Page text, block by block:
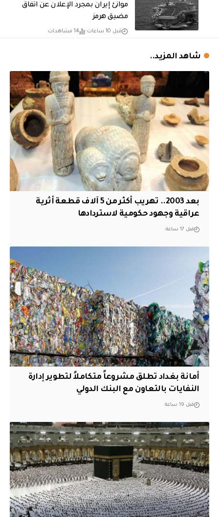
موانئ إيران بمجرد الإعلان عن اتفاق
مضيق هرمز
قبل 10 ساعات 14 مشاهدات
شاهد المزيد..
بعد 2003.. تهريب أكثر من 5 آلاف قطعة أثرية
عراقية وجهود حكومية لاستردادها
قبل 17 ساعة
أمانة بغداد تطلق مشروعاً متكاملاً لتطوير إدارة
النفايات بالتعاون مع البنك الدولي
قبل 19 ساعة